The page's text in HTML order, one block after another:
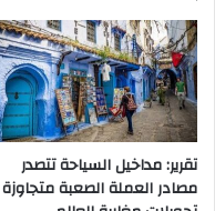
تقرير: مداخيل السياحة تتصدر
مصادر العملة الصعبة متجاوزة